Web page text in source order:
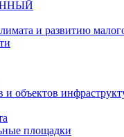
и развитию
и объектов
площадки